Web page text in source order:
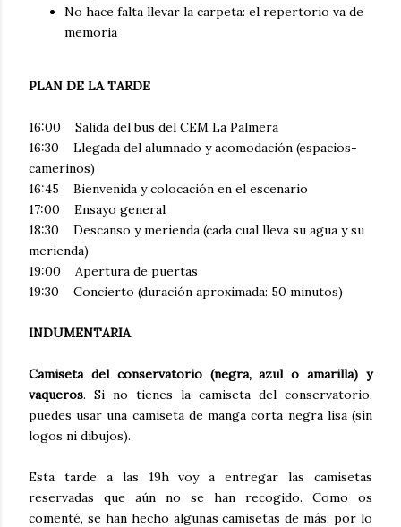
No hace falta llevar la carpeta: el repertorio va de
memoria
PLAN DE LA TARDE
16:00 Salida del bus del CEM La Palmera
16:30 Llegada del alumnado y acomodación (espacios-
camerinos)
16:45 Bienvenida y colocación en el escenario
17:00 Ensayo general
18:30 Descanso y merienda (cada cual lleva su agua y su
merienda)
19:00 Apertura de puertas
19:30 Concierto (duración aproximada: 50 minutos)
INDUMENTARIA
Camiseta del conservatorio (negra, azul o amarilla) y
vaqueros. Si no tienes la camiseta del conservatorio,
puedes usar una camiseta de manga corta negra lisa (sin
logos ni dibujos).
Esta tarde a las 19h voy a entregar las camisetas
reservadas que aún no se han recogido. Como os
comenté, se han hecho algunas camisetas de más, por lo